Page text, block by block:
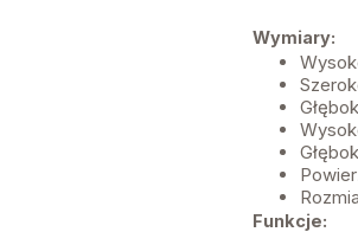
Wymiary:
Funkcje: